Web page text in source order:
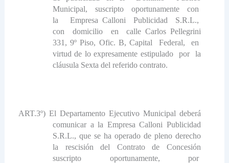
Municipal,
suscripto oportunamente
con
la
Empresa Calloni Publicidad
S.R.L.,
con
domicilio en
calle Carlos Pellegrini
331, 9º Piso, Ofic. B, Capital
Federal,
en
virtud de lo expresamente estipulado
por
la
cláusula Sexta del referido contrato.
ART.3º) El Departamento Ejecutivo Municipal deberá
comunicar ala Empresa Calloni Publicidad
S.R.L., que se ha operado de pleno derecho
la rescisión del Contrato de Concesión
suscripto
oportunamente,
por